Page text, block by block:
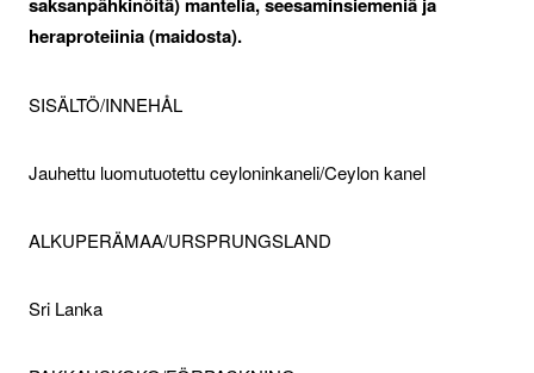
heraproteiinia (maidosta).
SISÄLTÖ/INNEHÅL
Jauhettu luomutuotettu ceyloninkaneli/Ceylon kanel
ALKUPERÄMAA/URSPRUNGSLAND
Sri Lanka